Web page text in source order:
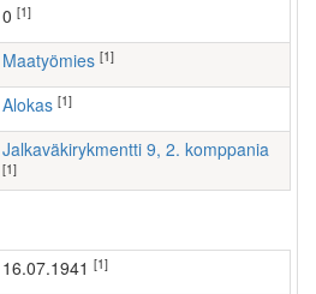
[1]
maatyömies [1]
Alokas [1]
Jalkaväkirykmentti 9, 2. komppania
[1]
16.07.1941 [1]